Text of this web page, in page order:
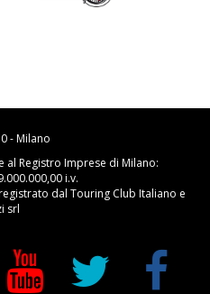
- Milano
al Registro Imprese di Milano:
i.v.
dal Touring Club Italiano e
srl